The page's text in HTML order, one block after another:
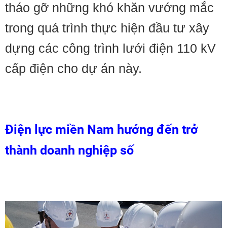
tháo gỡ những khó khăn vướng mắc
trong quá trình thực hiện đầu tư xây
dựng các công trình lưới điện 110 kV
cấp điện cho dự án này.
Điện lực miền Nam hướng đến trở
thành doanh nghiệp số